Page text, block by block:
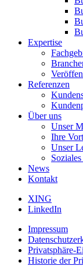
Expertise
Referenzen
Über uns
Unser
Ihre
Unser
News
Kontakt
XING
LinkedIn
Impressum
Privatsphäre-
Historie der